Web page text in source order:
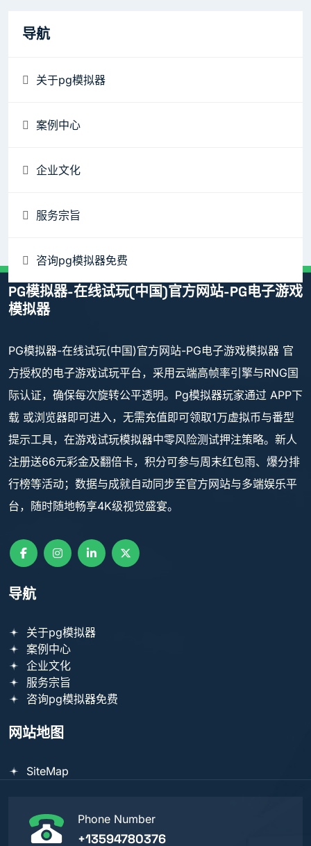
导航
关于pg模拟器
案例中心
企业文化
服务宗旨
咨询pg模拟器免费
PG模拟器-在线试玩(中国)官方网站-PG电子游戏
模拟器
PG模拟器-在线试玩(中国)官方网站-PG电子游戏模拟器 官
方授权的电子游戏试玩平台，采用云端高帧率引擎与RNG国
际认证，确保每次旋转公平透明。Pg模拟器玩家通过 APP下
载 或浏览器即可进入，无需充值即可领取1万虚拟币与番型
提示工具，在游戏试玩模拟器中零风险测试押注策略。新人
注册送66元彩金及翻倍卡，积分可参与周末红包雨、爆分排
行榜等活动；数据与成就自动同步至官方网站与多端娱乐平
台，随时随地畅享4K级视觉盛宴。
导航
关于pg模拟器
案例中心
企业文化
服务宗旨
咨询pg模拟器免费
网站地图
SiteMap
Phone Number
+13594780376